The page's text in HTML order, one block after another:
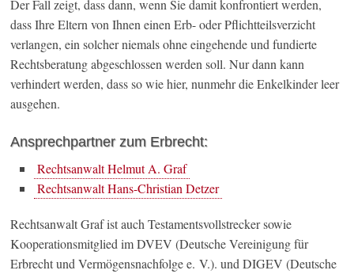
Der Fall zeigt, dass dann, wenn Sie damit konfrontiert werden,
dass Ihre Eltern von Ihnen einen Erb- oder Pflichtteilsverzicht
verlangen, ein solcher niemals ohne eingehende und fundierte
Rechtsberatung abgeschlossen werden soll. Nur dann kann
verhindert werden, dass so wie hier, nunmehr die Enkelkinder leer
ausgehen.
Ansprechpartner zum Erbrecht:
Rechtsanwalt Helmut A. Graf
Rechtsanwalt Hans-Christian Detzer
Rechtsanwalt Graf ist auch Testamentsvollstrecker sowie
Kooperationsmitglied im DVEV (Deutsche Vereinigung für
Erbrecht und Vermögensnachfolge e. V.). und DIGEV (Deutsche